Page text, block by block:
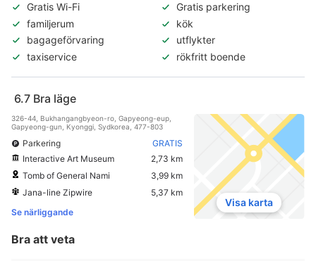
Gratis Wi-Fi
Gratis parkering
familjerum
kök
bagageförvaring
utflykter
taxiservice
rökfritt boende
6.7 Bra läge
326-44, Bukhangangbyeon-ro, Gapyeong-eup,
Gapyeong-gun, Kyonggi, Sydkorea, 477-803
Parkering
GRATIS
Interactive Art Museum
2,73 km
Tomb of General Nami
3,99 km
Jana-line Zipwire
5,37 km
Se närliggande
Visa karta
Bra att veta